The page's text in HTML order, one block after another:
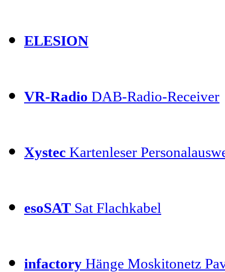
ELESION
VR-Radio DAB-Radio-Receiver
Xystec Kartenleser
esoSAT Sat Flachkabel
infactory Hänge Moskitonetz